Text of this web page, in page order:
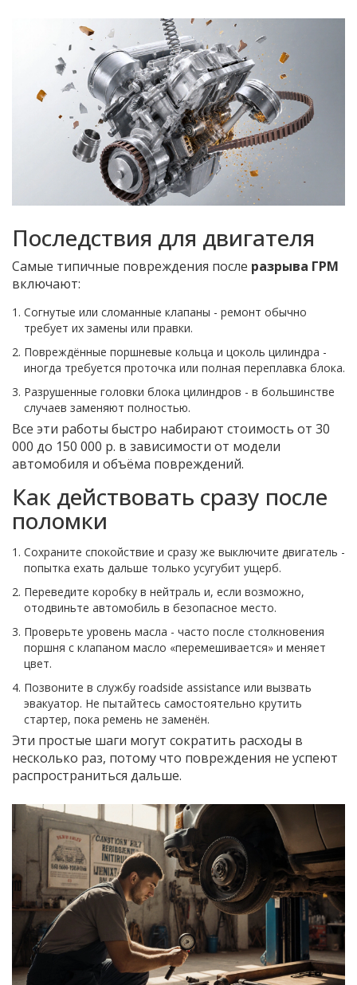
Последствия для двигателя
Самые типичные повреждения после разрыва ГРМ
включают:
Согнутые или сломанные клапаны - ремонт обычно
требует их замены или правки.
Повреждённые поршневые кольца и цоколь цилиндра -
иногда требуется проточка или полная переплавка блока.
Разрушенные головки блока цилиндров - в большинстве
случаев заменяют полностью.
Все эти работы быстро набирают стоимость от 30
000 до 150 000 р. в зависимости от модели
автомобиля и объёма повреждений.
Как действовать сразу после
поломки
Сохраните спокойствие и сразу же выключите двигатель -
попытка ехать дальше только усугубит ущерб.
Переведите коробку в нейтраль и, если возможно,
отодвиньте автомобиль в безопасное место.
Проверьте уровень масла - часто после столкновения
поршня с клапаном масло «перемешивается» и меняет
цвет.
Позвоните в службу roadside assistance или вызвать
эвакуатор. Не пытайтесь самостоятельно крутить
стартер, пока ремень не заменён.
Эти простые шаги могут сократить расходы в
несколько раз, потому что повреждения не успеют
распространиться дальше.